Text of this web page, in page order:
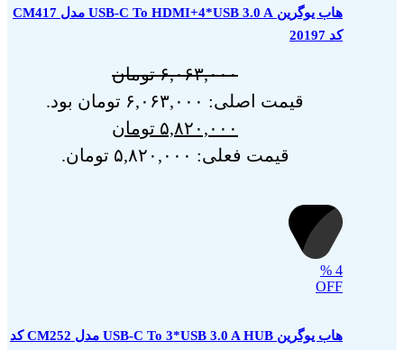
هاب یوگرین USB-C To HDMI+4*USB 3.0 A مدل CM417
کد 20197
۶,۰۶۳,۰۰۰ تومان
قیمت اصلی: ۶,۰۶۳,۰۰۰ تومان بود.
۵,۸۲۰,۰۰۰ تومان
قیمت فعلی: ۵,۸۲۰,۰۰۰ تومان.
4
%
OFF
هاب یوگرین USB-C To 3*USB 3.0 A HUB مدل CM252 کد